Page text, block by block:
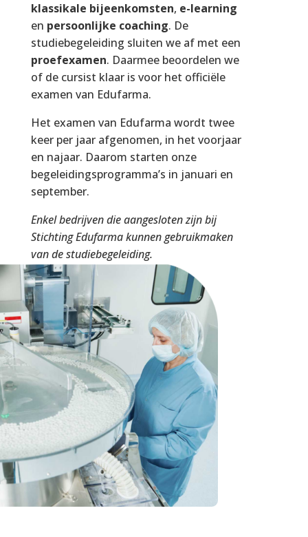
klassikale bijeenkomsten, e-learning
en persoonlijke coaching. De
studiebegeleiding sluiten we af met een
proefexamen. Daarmee beoordelen we
of de cursist klaar is voor het officiële
examen van Edufarma.
Het examen van Edufarma wordt twee
keer per jaar afgenomen, in het voorjaar
en najaar. Daarom starten onze
begeleidingsprogramma’s in januari en
september.
Enkel bedrijven die aangesloten zijn bij
Stichting Edufarma kunnen gebruikmaken
van de studiebegeleiding.